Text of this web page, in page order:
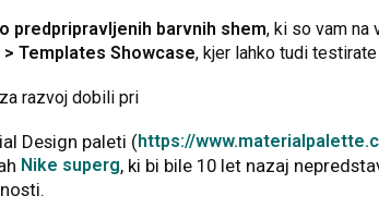
predpripravljenih barvnih shem, ki so vam na
Templates Showcase, kjer lahko tudi
razvoj dobili pri
Design paleti (https://
Nike superg, ki bi bile 10 let nazaj